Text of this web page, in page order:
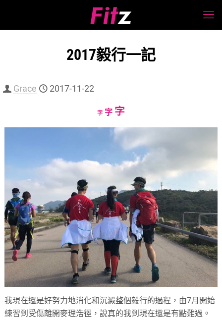
2017毅行一記
Grace 2017-11-22
字Decrease
字Reset
size.
字Increase
size.
我現在還是好努力地消化和沉澱整個毅行的過程，由7月開始
練習到受傷離開麥理浩徑，說真的我到現在還是有點難過。